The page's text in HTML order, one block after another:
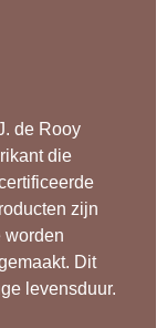
de Rooy
die
zijn
worden
Dit
levensduur.